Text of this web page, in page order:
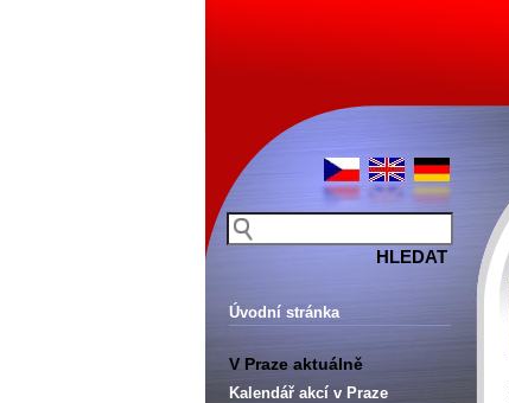
Úvodní stránka
V Praze aktuálně
Kalendář akcí v Praze